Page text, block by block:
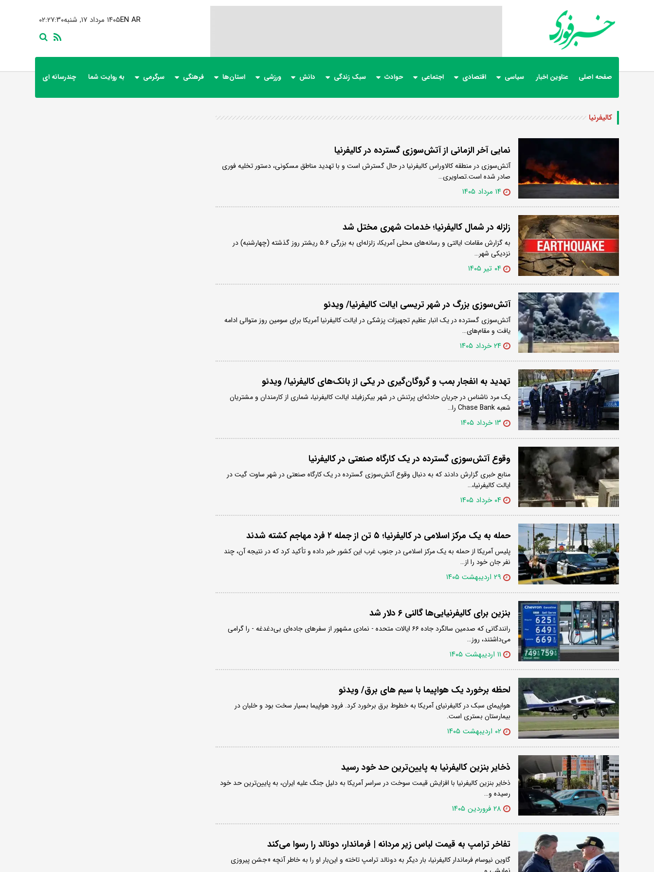
۰۲:۲۷:۳۰ ۱۴۰۵ مرداد ۱۷, شنبهEN AR
صفحه اصلی عناوین اخبار سیاسی اقتصادی اجتماعی حوادث سبک زندگی دانش ورزشی استان‌ها فرهنگی سرگرمی به روایت شما چندرسانه ای
کالیفرنیا
نمایی آخر الزمانی از آتش‌سوزی گسترده در کالیفرنیا
آتش‌سوزی در منطقه کالاوراس کالیفرنیا در حال گسترش است و با تهدید مناطق مسکونی، دستور تخلیه فوری
صادر شده است.تصاویری…
۱۴ مرداد ۱۴۰۵
زلزله در شمال کالیفرنیا؛ خدمات شهری مختل شد
به گزارش مقامات ایالتی و رسانه‌های محلی آمریکا، زلزله‌ای به بزرگی ۵.۶ ریشتر روز گذشته (چهارشنبه) در
نزدیکی شهر…
۰۴ تیر ۱۴۰۵
آتش‌سوزی بزرگ در شهر تریسی ایالت کالیفرنیا/ ویدئو
آتش‌سوزی گسترده در یک انبار عظیم تجهیزات پزشکی در ایالت کالیفرنیا آمریکا برای سومین روز متوالی ادامه
یافت و مقام‌های…
۲۴ خرداد ۱۴۰۵
تهدید به انفجار بمب و گروگان‌گیری در یکی از بانک‌های کالیفرنیا/ ویدئو
یک مرد ناشناس در جریان حادثه‌ای پرتنش در شهر بیکرزفیلد ایالت کالیفرنیا، شماری از کارمندان و مشتریان
شعبه Chase Bank را…
۱۳ خرداد ۱۴۰۵
وقوع آتش‌سوزی گسترده در یک کارگاه صنعتی در کالیفرنیا
منابع خبری گزارش دادند که به دنبال وقوع آتش‌سوزی گسترده در یک کارگاه صنعتی در شهر ساوت گیت در
ایالت کالیفرنیا،…
۰۴ خرداد ۱۴۰۵
حمله به یک مرکز اسلامی در کالیفرنیا؛ ۵ تن از جمله ۲ فرد مهاجم کشته شدند
پلیس آمریکا از حمله به یک مرکز اسلامی در جنوب غرب این کشور خبر داده و تأکید کرد که در نتیجه آن، چند
نفر جان خود را از…
۲۹ اردیبهشت ۱۴۰۵
بنزین برای کالیفرنیایی‌ها گالنی ۶ دلار شد
رانندگانی که صدمین سالگرد جاده ۶۶ ایالات متحده - نمادی مشهور از سفرهای جاده‌ای بی‌دغدغه - را گرامی
می‌داشتند، روز…
۱۱ اردیبهشت ۱۴۰۵
لحظه برخورد یک هواپیما با سیم های برق/ ویدئو
هواپیمای سبک در کالیفرنیای آمریکا به خطوط برق برخورد کرد. فرود هواپیما بسیار سخت بود و خلبان در
بیمارستان بستری است.
۰۲ اردیبهشت ۱۴۰۵
ذخایر بنزین کالیفرنیا به پایین‌ترین حد خود رسید
ذخایر بنزین کالیفرنیا با افزایش قیمت سوخت در سراسر آمریکا به دلیل جنگ علیه ایران، به پایین‌ترین حد خود
رسیده و…
۲۸ فروردین ۱۴۰۵
تفاخر ترامپ به قیمت لباس زیر مردانه | فرماندار، دونالد را رسوا می‌کند
گاوین نیوسام فرماندار کالیفرنیا، بار دیگر به دونالد ترامپ تاخته و این‌بار او را به خاطر آنچه «جشن پیروزی